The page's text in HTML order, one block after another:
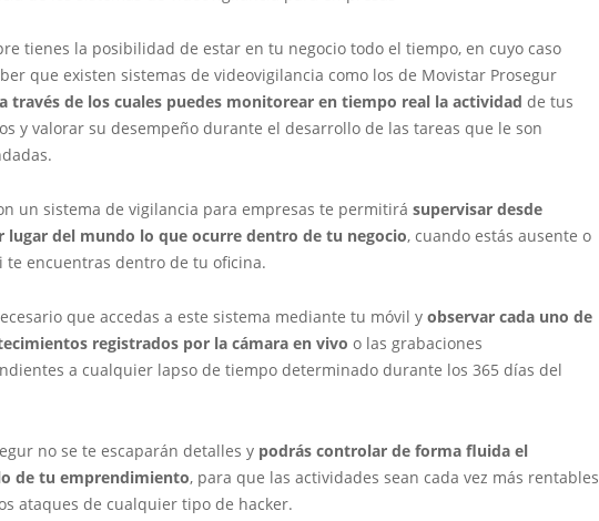
tienes la posibilidad de estar en tu negocio todo el tiempo, en cuyo caso
que existen sistemas de videovigilancia como los de Movistar Prosegur
a través de los cuales puedes monitorear en tiempo real la actividad de tus
y valorar su desempeño durante el desarrollo de las tareas que le son
un sistema de vigilancia para empresas te permitirá supervisar desde
lugar del mundo lo que ocurre dentro de tu negocio, cuando estás ausente o
te encuentras dentro de tu oficina.
que accedas a este sistema mediante tu móvil y observar cada uno de
registrados por la cámara en vivo o las grabaciones
a cualquier lapso de tiempo determinado durante los 365 días del
no se te escaparán detalles y podrás controlar de forma fluida el
de tu emprendimiento, para que las actividades sean cada vez más rentables
ataques de cualquier tipo de hacker.